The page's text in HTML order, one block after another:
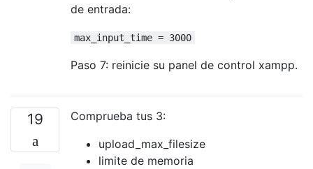
de entrada:
max_input_time = 3000
Paso 7: reinicie su panel de control xampp.
19
Comprueba tus 3:
upload_max_filesize
limite de memoria